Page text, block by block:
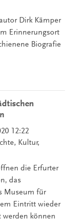
Dirk Kämper
Erinnerungsort
Biografie
12:22
Kultur,
die Erfurter
das
Museum für
Eintritt wieder
werden können